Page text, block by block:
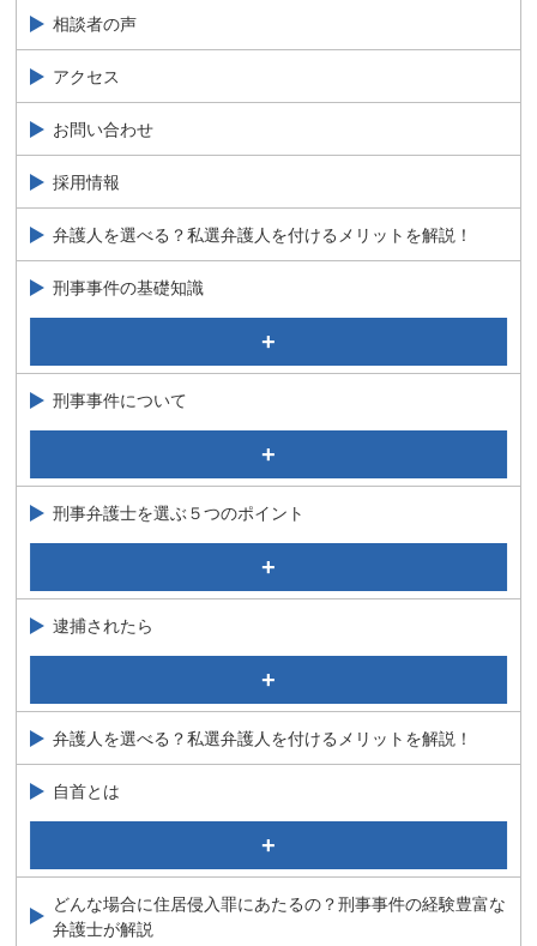
相談者の声
アクセス
お問い合わせ
採用情報
弁護人を選べる？私選弁護人を付けるメリットを解説！
刑事事件の基礎知識
刑事裁判の公判について弁護士が解説
刑事事件のながれ
刑務所とは？拘置所・留置場との違いを弁護士が解説
起訴について弁護士が解説
量刑とは
刑事事件について
実名報道されるのはどんな時？基準を弁護士が解説
刑事事件と民事事件の違い
刑事事件の種類
警察からの呼び出しがあった場合の対応について弁護士
刑事弁護士を選ぶ５つのポイント
ご本人やご家族とともに力いっぱい闘う姿勢
刑事弁護士を選ぶその他のポイント
多くの問い合わせ実績と豊富な解決事例
実績に裏打ちされた高い専門性とノウハウを持っている
難解な事件にも対応できる
逮捕されたら
何をしたら証拠隠滅になる？証拠隠滅罪について弁護士
前科があるとできないことは？日常生活・将来への影響
を弁護士が解説
夫が逮捕された！？そんなとき妻はどうしたらいい？刑
弁護士をつけた場合のメリット
逮捕から勾留のながれ
接見（面会）したい
弁護人を選べる？私選弁護人を付けるメリットを解説！
自首とは
自首で刑は軽くなる？考えるべき３つのこと 弁護士が解
自首とは何ですか？
どんな場合に住居侵入罪にあたるの？刑事事件の経験豊富な
弁護士が解説